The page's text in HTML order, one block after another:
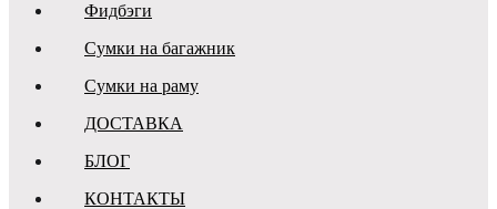
Фидбэги
Сумки на багажник
Сумки на раму
ДОСТАВКА
БЛОГ
КОНТАКТЫ